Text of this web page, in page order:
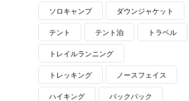
ソロキャンプ ダウンジャケット
テント テント泊 トラベル
トレイルランニング
トレッキング ノースフェイス
ハイキング バックパック